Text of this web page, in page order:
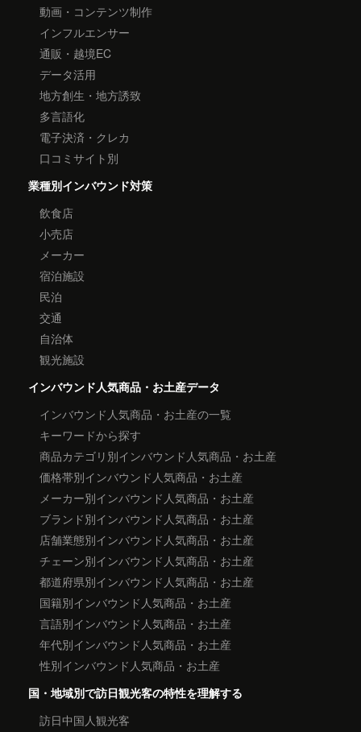
動画・コンテンツ制作
インフルエンサー
通販・越境EC
データ活用
地方創生・地方誘致
多言語化
電子決済・クレカ
口コミサイト別
業種別インバウンド対策
飲食店
小売店
メーカー
宿泊施設
民泊
交通
自治体
観光施設
インバウンド人気商品・お土産データ
インバウンド人気商品・お土産の一覧
キーワードから探す
商品カテゴリ別インバウンド人気商品・お土産
価格帯別インバウンド人気商品・お土産
メーカー別インバウンド人気商品・お土産
ブランド別インバウンド人気商品・お土産
店舗業態別インバウンド人気商品・お土産
チェーン別インバウンド人気商品・お土産
都道府県別インバウンド人気商品・お土産
国籍別インバウンド人気商品・お土産
言語別インバウンド人気商品・お土産
年代別インバウンド人気商品・お土産
性別インバウンド人気商品・お土産
国・地域別で訪日観光客の特性を理解する
訪日中国人観光客